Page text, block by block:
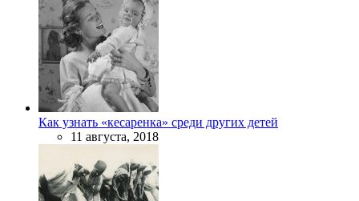
Как узнать «кесаренка» среди других детей
11 августа, 2018